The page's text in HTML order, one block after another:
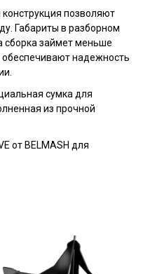
позволяют
Габариты в разборном
сборка займет меньше
надежность
сумка для
из прочной
от BELMASH для